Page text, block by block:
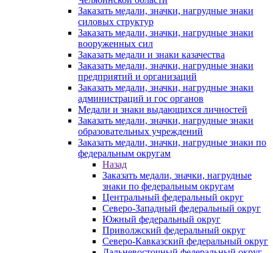
Заказать медали, значки, нагрудные знаки
силовых структур
Заказать медали, значки, нагрудные знаки
вооруженных сил
Заказать медали и знаки казачества
Заказать медали, значки, нагрудные знаки
предприятий и организаций
Заказать медали, значки, нагрудные знаки
администраций и гос органов
Медали и знаки выдающихся личностей
Заказать медали, значки, нагрудные знаки
образовательных учреждений
Заказать медали, значки, нагрудные знаки по
федеральным округам
Назад
Заказать медали, значки, нагрудные
знаки по федеральным округам
Центральный федеральный округ
Северо-Западный федеральный округ
Южный федеральный округ
Приволжский федеральный округ
Северо-Кавказский федеральный округ